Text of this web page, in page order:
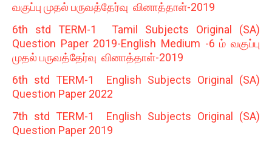
வகுப்பு முதல் பருவத்தேர்வு வினாத்தாள்-2019
6th std TERM-1 Tamil Subjects Original (SA)
Question Paper 2019-English Medium -6 ம் வகுப்பு
முதல் பருவத்தேர்வு வினாத்தாள்-2019
6th std TERM-1 English Subjects Original (SA)
Question Paper 2022
7th std TERM-1 English Subjects Original (SA)
Question Paper 2019